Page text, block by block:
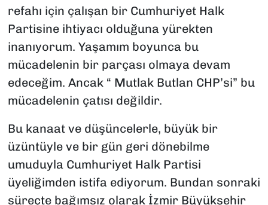
refahı için çalışan bir Cumhuriyet Halk
Partisine ihtiyacı olduğuna yürekten
inanıyorum. Yaşamım boyunca bu
mücadelenin bir parçası olmaya devam
edeceğim. Ancak “ Mutlak Butlan CHP’si” bu
mücadelenin çatısı değildir.
Bu kanaat ve düşüncelerle, büyük bir
üzüntüyle ve bir gün geri dönebilme
umuduyla Cumhuriyet Halk Partisi
üyeliğimden istifa ediyorum. Bundan sonraki
süreçte bağımsız olarak İzmir Büyükşehir